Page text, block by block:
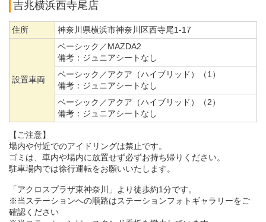
吉兆横浜西寺尾店
住所 神奈川県横浜市神奈川区西寺尾1-17
設置車両
ベーシック／MAZDA2
備考： ジュニアシートなし
ベーシック／アクア（ハイブリッド）（1）
備考： ジュニアシートなし
ベーシック／アクア（ハイブリッド）（2）
備考： ジュニアシートなし
【ご注意】
場内や付近でのアイドリングは禁止です。
ゴミは、車内や場内に放置せず必ずお持ち帰りください。
駐車場内では徐行運転をお願いいたします。
「アクロスプラザ東神奈川」より徒歩約1分です。
※当ステーションへの順路はステーションフォトギャラリーをご
確認ください